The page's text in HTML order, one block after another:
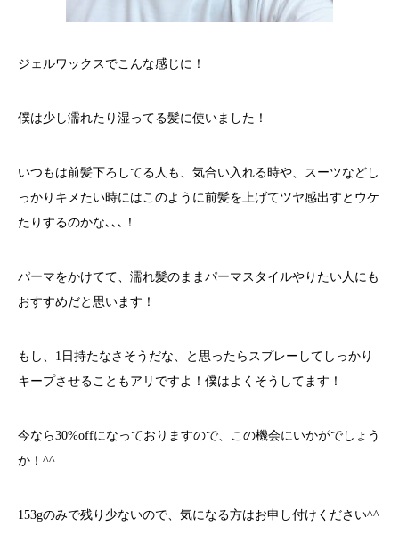
ジェルワックスでこんな感じに！
僕は少し濡れたり湿ってる髪に使いました！
いつもは前髪下ろしてる人も、気合い入れる時や、スーツなどし
っかりキメたい時にはこのように前髪を上げてツヤ感出すとウケ
たりするのかな､､､！
パーマをかけてて、濡れ髪のままパーマスタイルやりたい人にも
おすすめだと思います！
もし、1日持たなさそうだな、と思ったらスプレーしてしっかり
キープさせることもアリですよ！僕はよくそうしてます！
今なら30%offになっておりますので、この機会にいかがでしょう
か！^^
153gのみで残り少ないので、気になる方はお申し付けください^^